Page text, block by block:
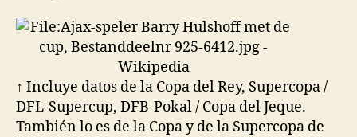
↑ Incluye datos de la Copa del Rey, Supercopa /
DFL-Supercup, DFB-Pokal / Copa del Jeque.
También lo es de la Copa y de la Supercopa de